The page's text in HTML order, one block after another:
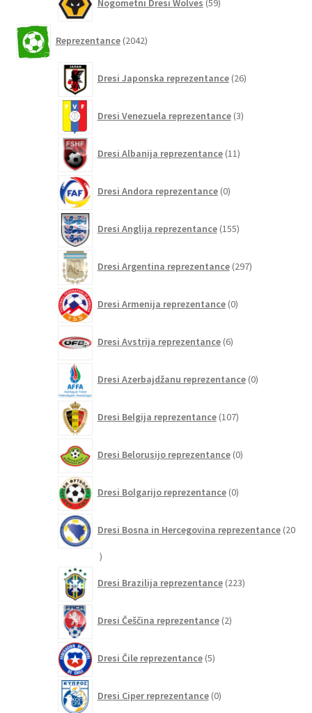
Nogometni Dresi Wolves 59izdelkov
Reprezentance 2042izdelkov
Dresi Japonska reprezentance 26izdelkov
Dresi Venezuela reprezentance 3izdelki
Dresi Albanija reprezentance 11izdelkov
Dresi Andora reprezentance 0izdelkov
Dresi Anglija reprezentance 155izdelkov
Dresi Argentina reprezentance 297izdelkov
Dresi Armenija reprezentance 0izdelkov
Dresi Avstrija reprezentance 6izdelkov
Dresi Azerbajdžanu reprezentance 0izdelkov
Dresi Belgija reprezentance 107izdelkov
Dresi Belorusijo reprezentance 0izdelkov
Dresi Bolgarijo reprezentance 0izdelkov
Dresi Bosna in Hercegovina reprezentance 20
20
Dresi Brazilija reprezentance 223izdelkov
Dresi Češčina reprezentance 2izdelka
Dresi Čile reprezentance 5izdelkov
Dresi Ciper reprezentance 0izdelkov